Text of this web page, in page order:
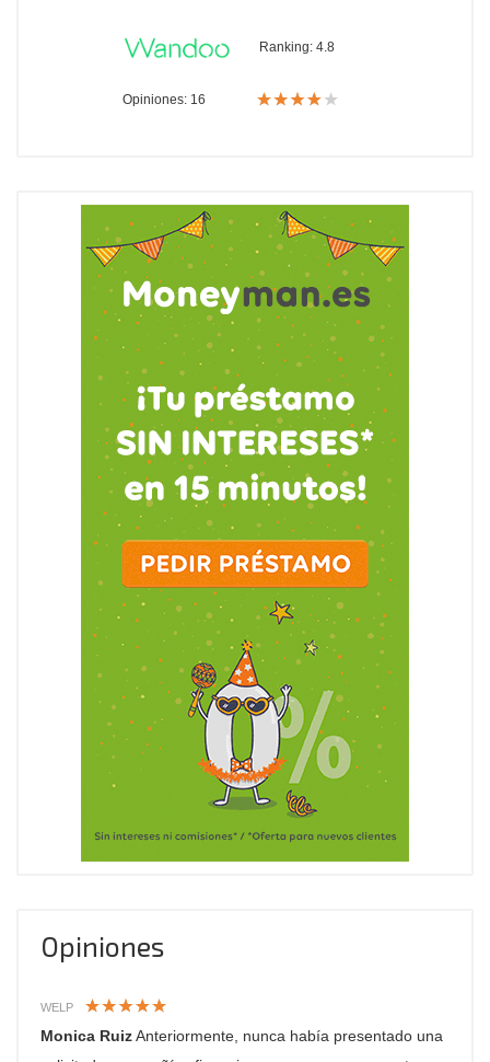
Ranking: 4.8
Opiniones: 16
Opiniones
WELP
Monica RuizAnteriormente, nunca había presentado una